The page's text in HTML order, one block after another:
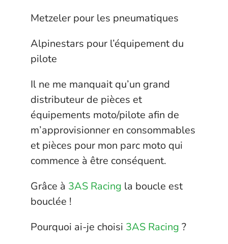
Metzeler pour les pneumatiques
Alpinestars pour l’équipement du
pilote
Il ne me manquait qu’un grand
distributeur de pièces et
équipements moto/pilote afin de
m’approvisionner en consommables
et pièces pour mon parc moto qui
commence à être conséquent.
Grâce à 3AS Racing la boucle est
bouclée !
Pourquoi ai-je choisi 3AS Racing ?